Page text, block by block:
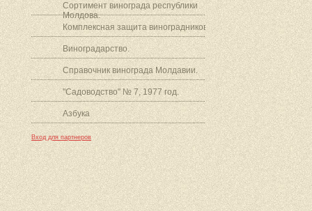
Сортимент винограда республики
Молдова.
Комплексная защита виноградников.
Виноградарство.
Справочник винограда Молдавии.
"Садоводство" № 7, 1977 год.
Азбука
Вход для партнеров